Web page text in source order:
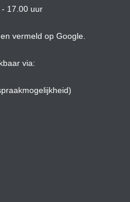
17.00 uur
vermeld op Google.
via: